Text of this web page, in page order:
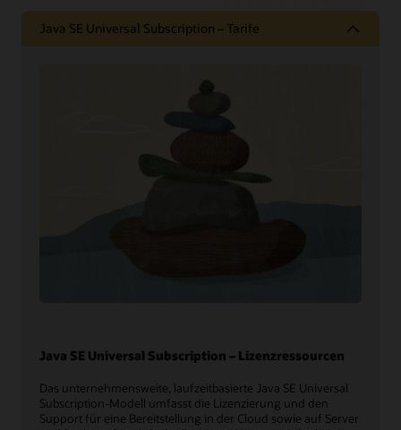
Java SE Universal Subscription – Tarife
Java SE Universal Subscription – Lizenzressourcen
Das unternehmensweite, laufzeitbasierte Java SE Universal
Subscription-Modell umfasst die Lizenzierung und den
Support für eine Bereitstellung in der Cloud sowie auf Server